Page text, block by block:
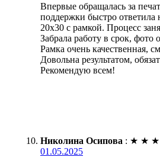
Впервые обращалась за
поддержки быстро ответила
20х30 с рамкой. Процесс
Забрала работу в срок, фото
Рамка очень качественная,
Довольна результатом,
Рекомендую всем!
Николина Осипова : ★ ★ ★
01.05.2025